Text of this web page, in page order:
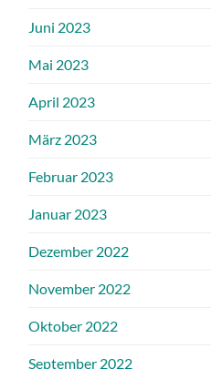
Juni 2023
Mai 2023
April 2023
März 2023
Februar 2023
Januar 2023
Dezember 2022
November 2022
Oktober 2022
September 2022